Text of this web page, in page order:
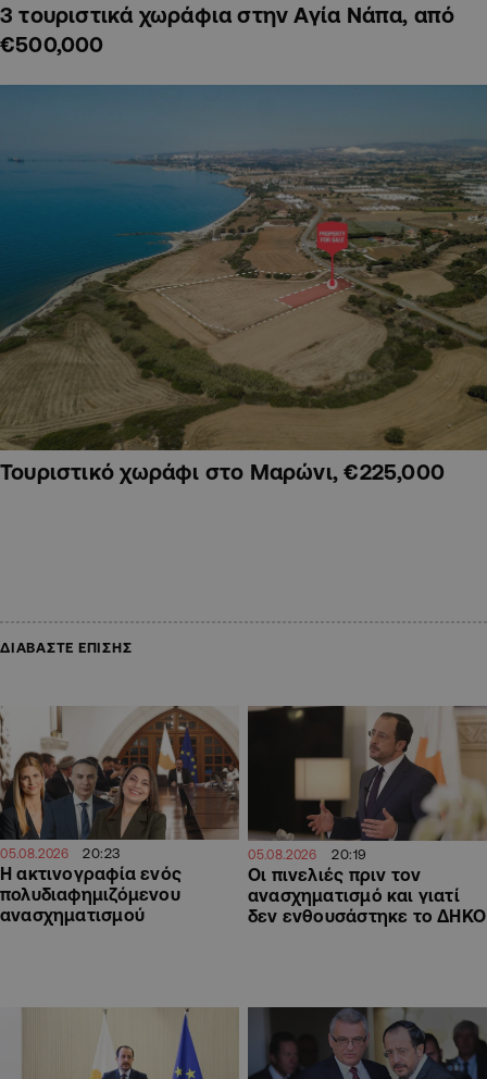
3 τουριστικά χωράφια στην Αγία Νάπα, από
€500,000
Τουριστικό χωράφι στο Μαρώνι, €225,000
ΔΙΑΒΑΣΤΕ ΕΠΙΣΗΣ
05.08.2026 20:23
Η ακτινογραφία ενός
πολυδιαφημιζόμενου
ανασχηματισμού
05.08.2026 20:19
Οι πινελιές πριν τον
ανασχηματισμό και γιατί
δεν ενθουσάστηκε το ΔΗΚΟ